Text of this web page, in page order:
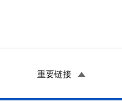
重要链接